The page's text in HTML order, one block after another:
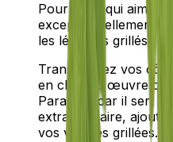
Pour ceux qui aiment
exceptionnellement
les légumes grillés.
Transformez vos
en chefs-d'œuvre
Paradise, car il sert
extraordinaire,
vos viandes grillées.